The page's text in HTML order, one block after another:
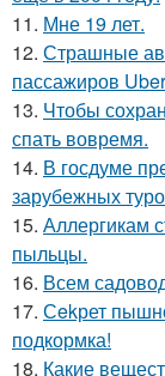
11. Мне 19 лет.
12. Страшные
пассажиров
13. Чтобы
спать вовремя.
14. В госдуме
зарубежных
15. Аллергикам
пыльцы.
16. Всем
17. Сekрет
подкормка!
18. Какие